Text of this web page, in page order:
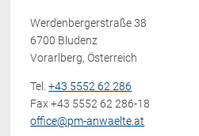
Werdenbergerstraße 38
6700 Bludenz
Vorarlberg, Österreich
Tel.+43 5552 62 286
Fax +43 5552 62 286-18
office@pm-anwaelte.at